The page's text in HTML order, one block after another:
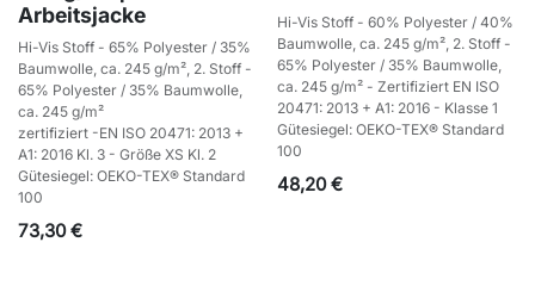
Arbeitsjacke
Hi-Vis Stoff - 65% Polyester / 35%
Baumwolle, ca. 245 g/m², 2. Stoff -
65% Polyester / 35% Baumwolle,
ca. 245 g/m²
zertifiziert -EN ISO 20471: 2013 +
A1: 2016 Kl. 3 - Größe XS Kl. 2
Gütesiegel: OEKO-TEX® Standard
100
73,30€
Hi-Vis Stoff - 60% Polyester / 40%
Baumwolle, ca. 245 g/m², 2. Stoff -
65% Polyester / 35% Baumwolle,
ca. 245 g/m² - Zertifiziert EN ISO
20471: 2013 + A1: 2016 - Klasse 1
Gütesiegel: OEKO-TEX® Standard
100
48,20€